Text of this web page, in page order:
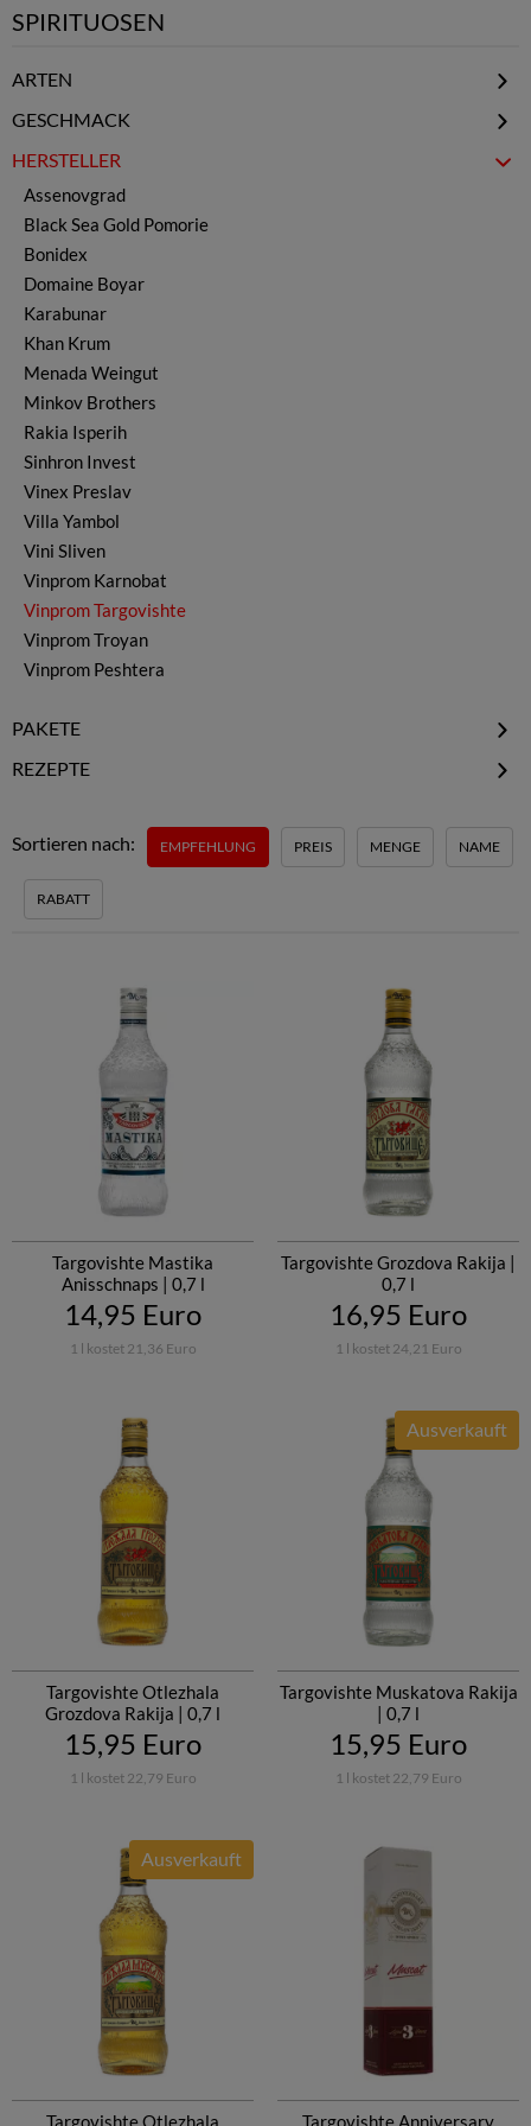
SPIRITUOSEN
ARTEN
Mastika & Menta
Rakija
Likör
Whisky
Vodka
Rum
Gin
Ouzo
GESCHMACK
Pur / Rein
Anis
Pflaume Sliwowitz
Traube
Apfel
Aprikose
Birne
Kirsche
Minze
Muskat
Quitte
Weitere
HERSTELLER
Assenovgrad
Black Sea Gold Pomorie
Bonidex
Domaine Boyar
Karabunar
Khan Krum
Menada Weingut
Minkov Brothers
Rakia Isperih
Sinhron Invest
Vinex Preslav
Villa Yambol
Vini Sliven
Vinprom Karnobat
Vinprom Targovishte
Vinprom Troyan
Vinprom Peshtera
PAKETE
Alle Pakete
Fruchtkörbe
Hersteller Pakete
Highlights
REZEPTE
Grüne Wolke
Sortieren nach: EMPFEHLUNG PREIS MENGE NAME
RABATT
Targovishte Mastika
Anisschnaps | 0,7 l
14,95 Euro
1 l kostet 21,36 Euro
Targovishte Grozdova Rakija |
0,7 l
16,95 Euro
1 l kostet 24,21 Euro
Targovishte Otlezhala
Grozdova Rakija | 0,7 l
15,95 Euro
1 l kostet 22,79 Euro
Targovishte Muskatova Rakija
| 0,7 l
Ausverkauft
15,95 Euro
1 l kostet 22,79 Euro
Targovishte Otlezhala
Ausverkauft
Targovishte Anniversary